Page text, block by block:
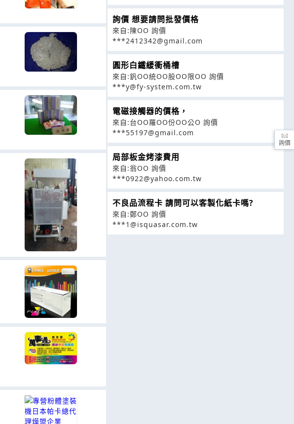
詢價 想要請問批發價格
來自:陳OO 詢價
***2412342@gmail.com
圓形白鐵緩衝桶槽
來自:釩OO統OO股OO限OO 詢價
***y@fy-system.com.tw
電磁接觸器的價格，
來自:台OO羅OO份OO公O 詢價
***55197@gmail.com
局部板金烤漆費用
來自:翁OO 詢價
***0922@yahoo.com.tw
不良品流程卡 請問可以客製化紙卡嗎?
來自:鄭OO 詢價
***1@isquasar.com.tw
詢價